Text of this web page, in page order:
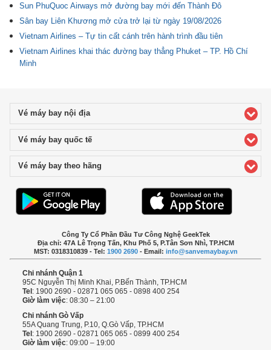
Sun PhuQuoc Airways mở đường bay mới đến Thành Đô
Sân bay Liên Khương mở cửa trở lại từ ngày 19/08/2026
Vietnam Airlines – Tự tin cất cánh trên hành trình đầu tiên
Vietnam Airlines khai thác đường bay thẳng Phuket – TP. Hồ Chí
Minh
Vé máy bay nội địaclick to expand contents
Vé máy bay quốc tếclick to expand contents
Vé máy bay theo hãng
Công Ty Cổ Phần Đầu Tư Công Nghệ GeekTek
Địa chỉ: 47A Lê Trọng Tấn, Khu Phố 5, P.Tân Sơn Nhì, TP.HCM
MST: 0318310839 - Tel: 1900 2690- Email: info@sanvemaybay.vn
Chi nhánh Quận 1
95C Nguyễn Thị Minh Khai, P.Bến Thành, TP.HCM
Tel: 1900 2690 - 02871 065 065 - 0898 400 254
Giờ làm việc: 08:30 – 21:00
Chi nhánh Gò Vấp
55A Quang Trung, P.10, Q.Gò Vấp, TP.HCM
Tel: 1900 2690 - 02871 065 065 - 0899 400 254
Giờ làm việc: 09:00 – 19:00